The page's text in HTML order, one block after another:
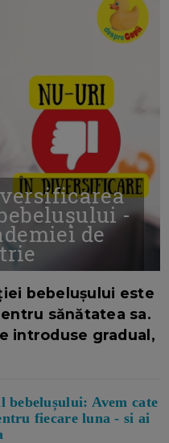
-
de
bebelușului este
sănătatea sa.
introduse gradual,
bebelușului: Avem cate
fiecare luna - si ai